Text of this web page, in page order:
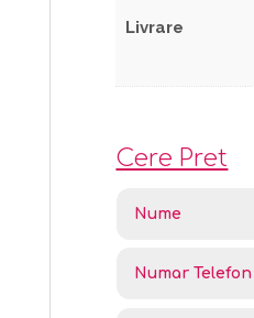
Livrare
Cere Pret